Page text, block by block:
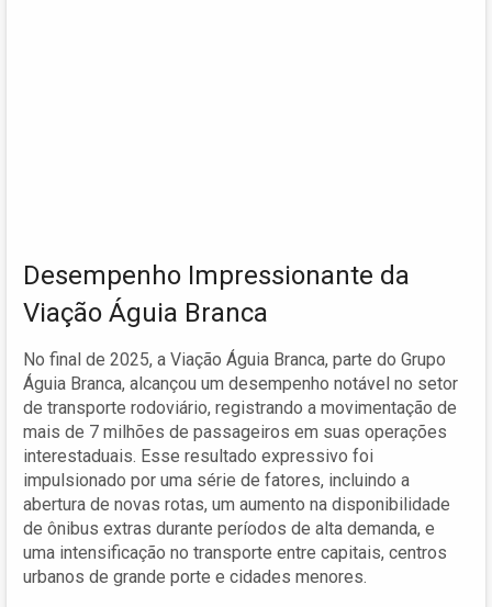
Desempenho Impressionante da
Viação Águia Branca
No final de 2025, a Viação Águia Branca, parte do Grupo
Águia Branca, alcançou um desempenho notável no setor
de transporte rodoviário, registrando a movimentação de
mais de 7 milhões de passageiros em suas operações
interestaduais. Esse resultado expressivo foi
impulsionado por uma série de fatores, incluindo a
abertura de novas rotas, um aumento na disponibilidade
de ônibus extras durante períodos de alta demanda, e
uma intensificação no transporte entre capitais, centros
urbanos de grande porte e cidades menores.